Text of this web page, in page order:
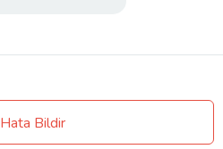
Hata Bildir